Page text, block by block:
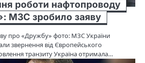
роботи нафтопроводу
МЗС зробило заяву
про «Дружбу» фото: МЗС України
звернення від Європейського
транзиту Україна отримала…